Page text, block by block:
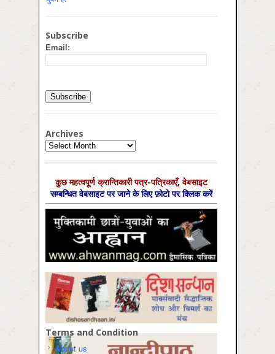
Subscribe
Email:
Archives
Archives
कुछ महत्‍वपूर्ण क्रान्तिकारी पत्र-पत्रिकाएँ, वेबसाइट
सम्‍बन्धित वेबसाइट पर जाने के लिए फ़ोटो पर क्लिक करें
Terms and Condition
About us